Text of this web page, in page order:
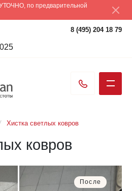
по предварительной
8 (495) 204 18 79
Хистка светлых ковров
ковров